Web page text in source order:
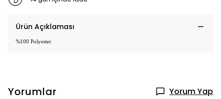
Ürün Açıklaması
%100 Polyester
Yorumlar Yorum Yap